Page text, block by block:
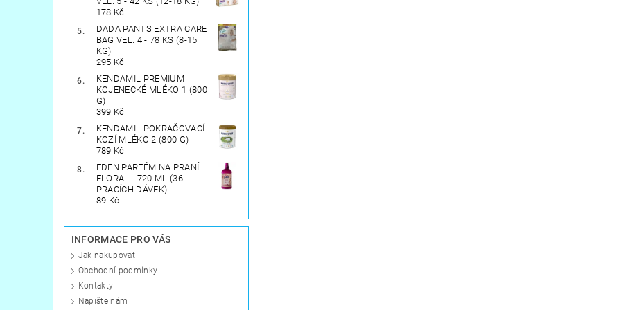
178 Kč
DADA PANTS EXTRA CARE
BAG VEL. 4 - 78 KS (8-15
KG)
295 Kč
KENDAMIL PREMIUM
KOJENECKÉ MLÉKO 1 (800
G)
399 Kč
KENDAMIL POKRAČOVACÍ
KOZÍ MLÉKO 2 (800 G)
789 Kč
EDEN PARFÉM NA PRANÍ
FLORAL - 720 ML (36
PRACÍCH DÁVEK)
89 Kč
INFORMACE PRO VÁS
Jak nakupovat
Obchodní podmínky
Kontakty
Napište nám